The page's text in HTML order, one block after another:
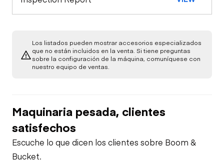
Brake Control
Heater
Limited Function
Check
Exterior Lights
Engine
Starter
Fuel System
Fuel Leaks
Transmission
Limited Function
Check
Limited Function
Los listados pueden mostrar accesorios especializados
que no están incluidos en la venta. Si tiene preguntas
sobre la configuración de la máquina, comuníquese con
nuestro equipo de ventas.
Maquinaria pesada, clientes
satisfechos
Escuche lo que dicen los clientes sobre Boom &
Bucket.